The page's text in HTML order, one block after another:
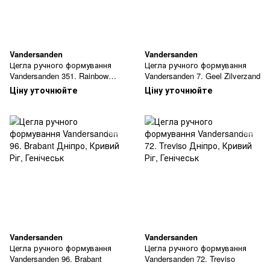
Vandersanden
Цегла ручного формування
Vandersanden 351. Rainbow
Silver
Ціну уточнюйте
Vandersanden
Цегла ручного формування
Vandersanden 7. Geel Zilverzand
Ціну уточнюйте
Vandersanden
Цегла ручного формування
Vandersanden 96. Brabant
Vandersanden
Цегла ручного формування
Vandersanden 72. Treviso